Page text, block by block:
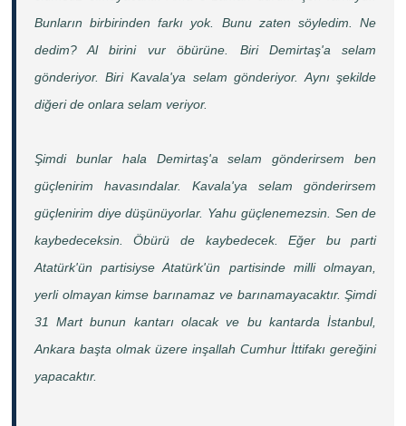
Bunların birbirinden farkı yok. Bunu zaten söyledim. Ne
dedim? Al birini vur öbürüne. Biri Demirtaş'a selam
gönderiyor. Biri Kavala'ya selam gönderiyor. Aynı şekilde
diğeri de onlara selam veriyor.
Şimdi bunlar hala Demirtaş'a selam gönderirsem ben
güçlenirim havasındalar. Kavala'ya selam gönderirsem
güçlenirim diye düşünüyorlar. Yahu güçlenemezsin. Sen de
kaybedeceksin. Öbürü de kaybedecek. Eğer bu parti
Atatürk'ün partisiyse Atatürk'ün partisinde milli olmayan,
yerli olmayan kimse barınamaz ve barınamayacaktır. Şimdi
31 Mart bunun kantarı olacak ve bu kantarda İstanbul,
Ankara başta olmak üzere inşallah Cumhur İttifakı gereğini
yapacaktır.